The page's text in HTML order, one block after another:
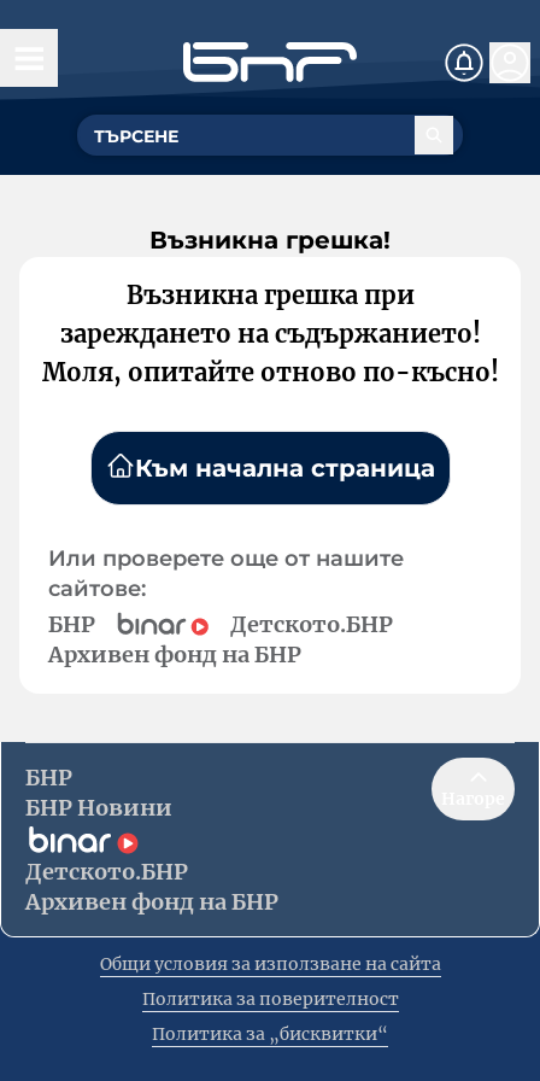
Възникна грешка!
Възникна грешка при
зареждането на съдържанието!
Моля, опитайте отново по-късно!
Към начална страница
Или проверете още от нашите
сайтове:
БНР
Детското.БНР
Архивен фонд на БНР
БНР
БНР Новини
Детското.БНР
Архивен фонд на БНР
Общи условия за използване на сайта
Политика за поверителност
Политика за „бисквитки“